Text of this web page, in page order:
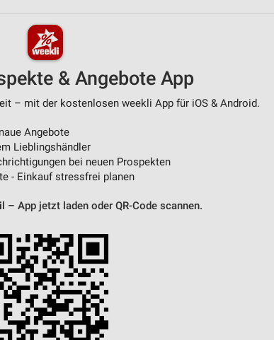
& Angebote App
– mit der kostenlosen weekli App für iOS & Android.
Angebote
Lieblingshändler
bei neuen Prospekten
- Einkauf stressfrei planen
– App jetzt laden oder QR-Code scannen.
von Daten aus verschiedenen